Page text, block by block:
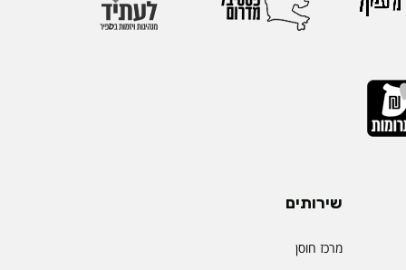
שירותים
מרכז חוסן